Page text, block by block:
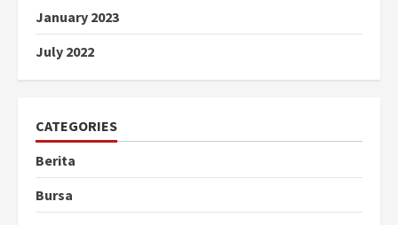
January 2023
July 2022
CATEGORIES
Berita
Bursa